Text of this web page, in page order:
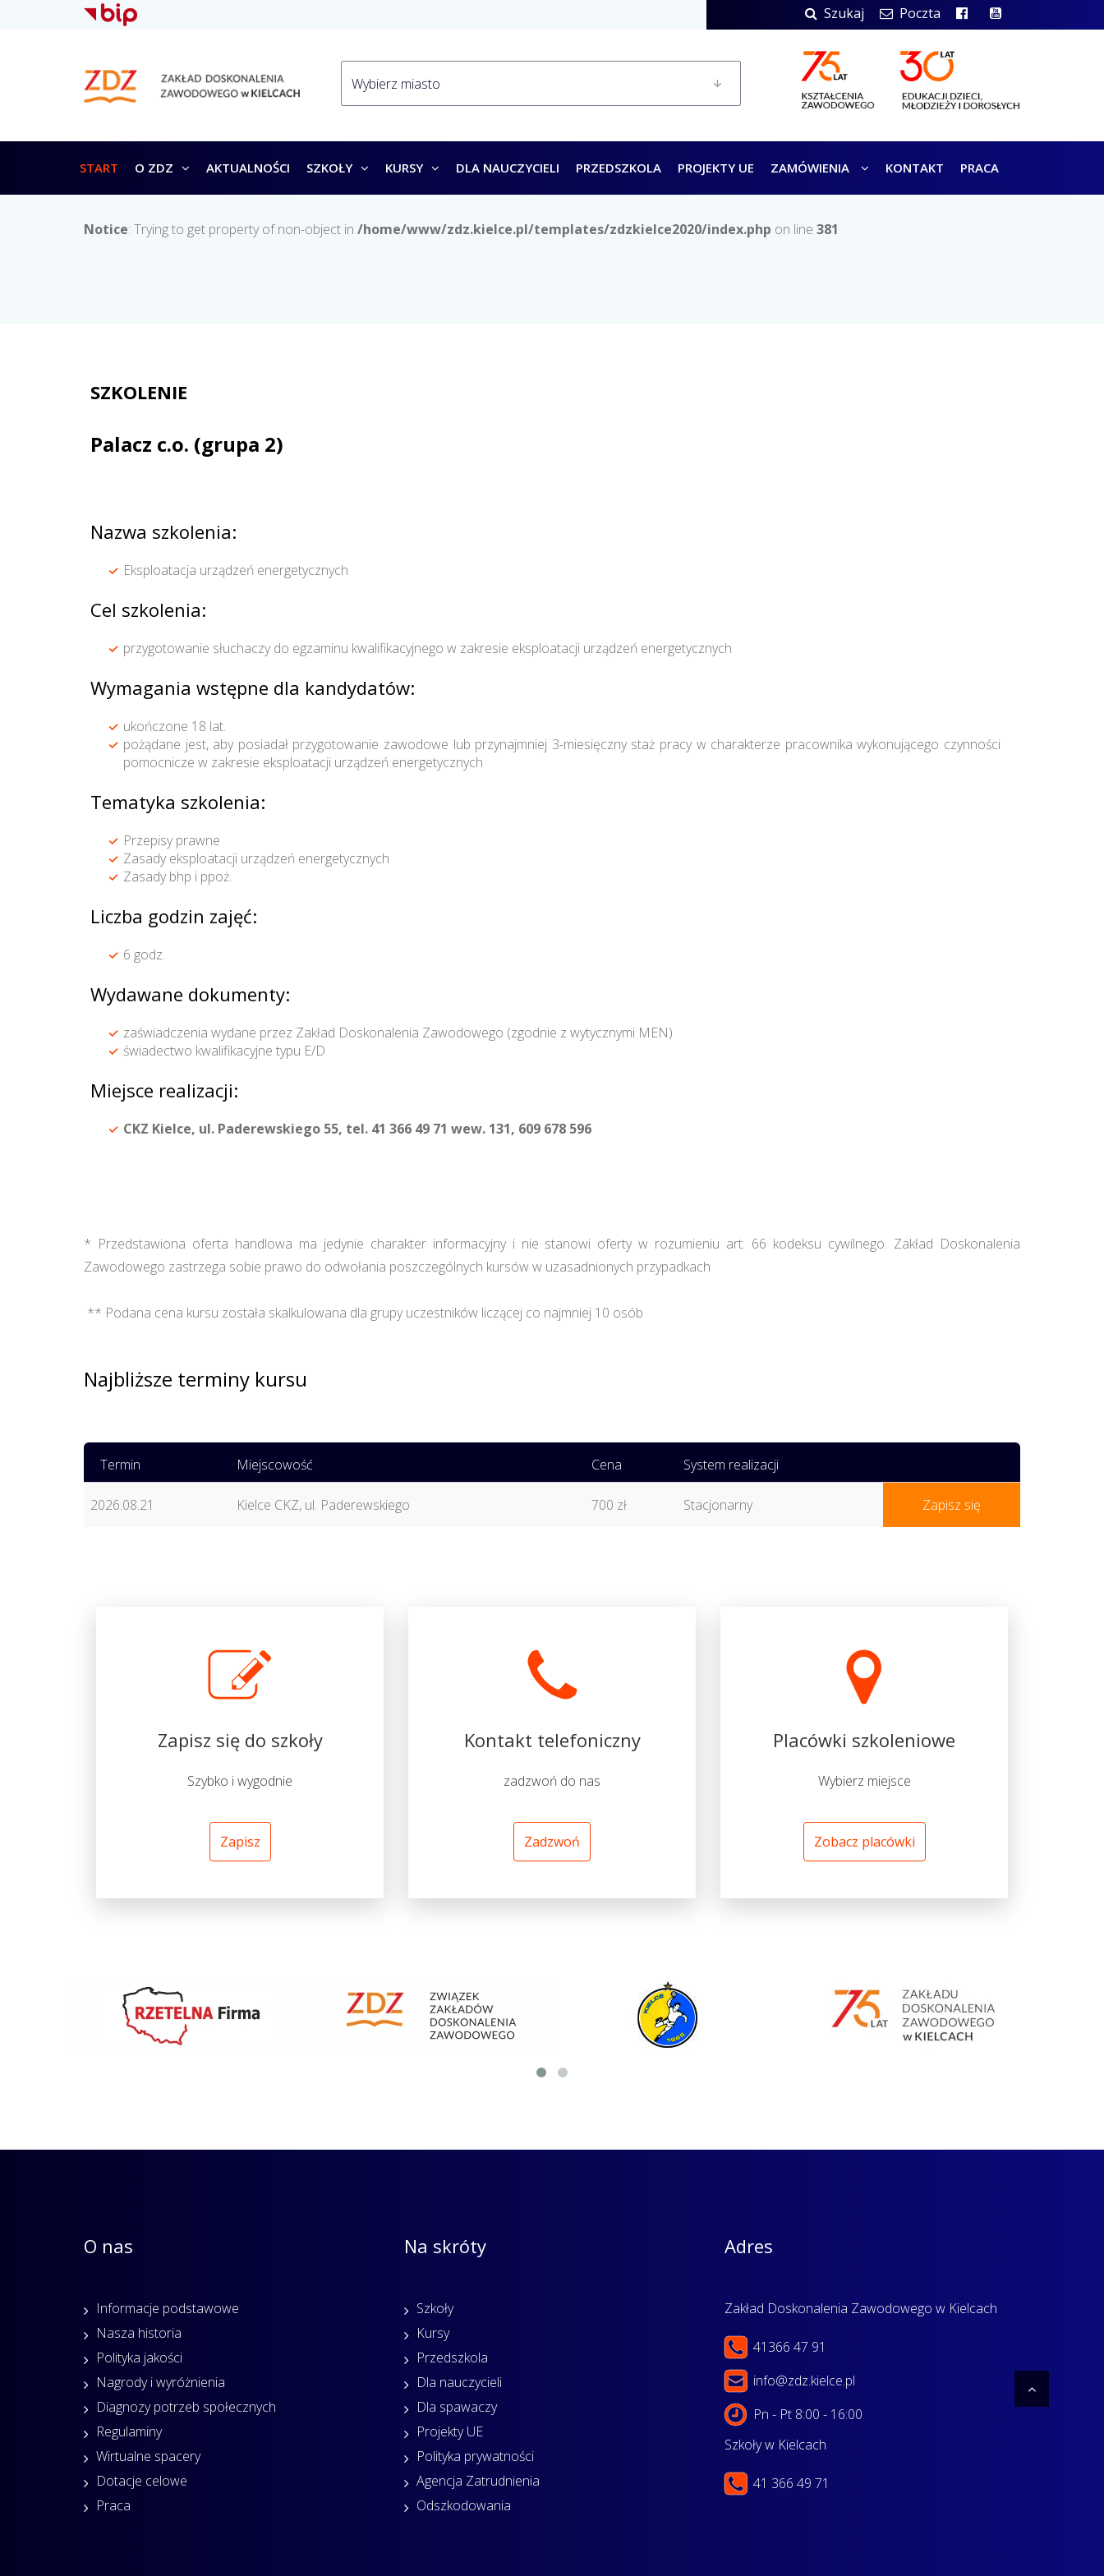
Szukaj Poczta
START O ZDZ AKTUALNOŚCI SZKOŁY KURSY DLA NAUCZYCIELI PRZEDSZKOLA PROJEKTY UE ZAMÓWIENIA KONTAKT PRACA
Notice: Trying to get property of non-object in /home/www/zdz.kielce.pl/templates/zdzkielce2020/index.php on line 381
SZKOLENIE
Palacz c.o. (grupa 2)
Nazwa szkolenia:
Eksploatacja urządzeń energetycznych
Cel szkolenia:
przygotowanie słuchaczy do egzaminu kwalifikacyjnego w zakresie eksploatacji urządzeń energetycznych
Wymagania wstępne dla kandydatów:
ukończone 18 lat.
pożądane jest, aby posiadał przygotowanie zawodowe lub przynajmniej 3-miesięczny staż pracy w charakterze pracownika wykonującego czynności
pomocnicze w zakresie eksploatacji urządzeń energetycznych
Tematyka szkolenia:
Przepisy prawne
Zasady eksploatacji urządzeń energetycznych
Zasady bhp i ppoż.
Liczba godzin zajęć:
6 godz.
Wydawane dokumenty:
zaświadczenia wydane przez Zakład Doskonalenia Zawodowego (zgodnie z wytycznymi MEN)
świadectwo kwalifikacyjne typu E/D
Miejsce realizacji:
CKZ Kielce, ul. Paderewskiego 55, tel. 41 366 49 71 wew. 131, 609 678 596
* Przedstawiona oferta handlowa ma jedynie charakter informacyjny i nie stanowi oferty w rozumieniu art. 66 kodeksu cywilnego. Zakład Doskonalenia
Zawodowego zastrzega sobie prawo do odwołania poszczególnych kursów w uzasadnionych przypadkach
** Podana cena kursu została skalkulowana dla grupy uczestników liczącej co najmniej 10 osób
Najbliższe terminy kursu
Termin Miejscowość Cena System realizacji
2026.08.21 Kielce CKZ, ul. Paderewskiego 700 zł Stacjonarny Zapisz się
Zapisz się do szkoły
Szybko i wygodnie
Zapisz
Kontakt telefoniczny
zadzwoń do nas
Zadzwoń
Placówki szkoleniowe
Wybierz miejsce
Zobacz placówki
O nas
Informacje podstawowe
Nasza historia
Polityka jakości
Nagrody i wyróżnienia
Diagnozy potrzeb społecznych
Regulaminy
Wirtualne spacery
Dotacje celowe
Praca
Na skróty
Szkoły
Kursy
Przedszkola
Dla nauczycieli
Dla spawaczy
Projekty UE
Polityka prywatności
Agencja Zatrudnienia
Odszkodowania
Adres
Zakład Doskonalenia Zawodowego w Kielcach
41366 47 91
info@zdz.kielce.pl
Pn - Pt 8:00 - 16:00
Szkoły w Kielcach
41 366 49 71